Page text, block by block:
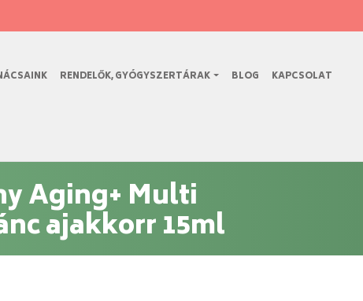
RENDELŐK, GYÓGYSZERTÁRAK BLOG KAPCSOLAT
Aging+ Multi
ajakkorr 15ml